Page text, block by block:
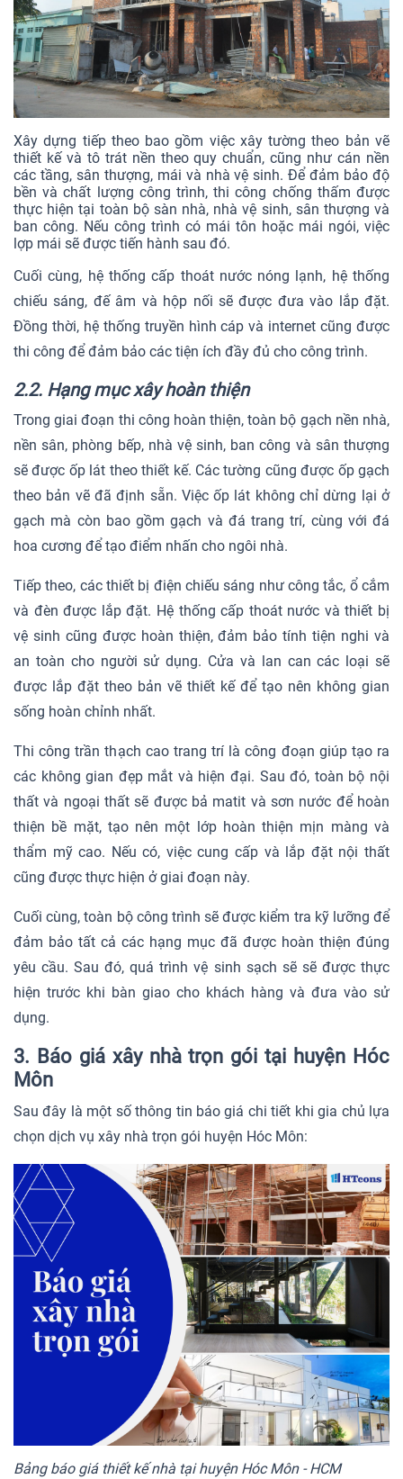
Xây dựng tiếp theo bao gồm việc xây tường theo bản vẽ
thiết kế và tô trát nền theo quy chuẩn, cũng như cán nền
các tầng, sân thượng, mái và nhà vệ sinh. Để đảm bảo độ
bền và chất lượng công trình, thi công chống thấm được
thực hiện tại toàn bộ sàn nhà, nhà vệ sinh, sân thượng và
ban công. Nếu công trình có mái tôn hoặc mái ngói, việc
lợp mái sẽ được tiến hành sau đó.
Cuối cùng, hệ thống cấp thoát nước nóng lạnh, hệ thống
chiếu sáng, đế âm và hộp nối sẽ được đưa vào lắp đặt.
Đồng thời, hệ thống truyền hình cáp và internet cũng được
thi công để đảm bảo các tiện ích đầy đủ cho công trình.
2.2. Hạng mục xây hoàn thiện
Trong giai đoạn thi công hoàn thiện, toàn bộ gạch nền nhà,
nền sân, phòng bếp, nhà vệ sinh, ban công và sân thượng
sẽ được ốp lát theo thiết kế. Các tường cũng được ốp gạch
theo bản vẽ đã định sẵn. Việc ốp lát không chỉ dừng lại ở
gạch mà còn bao gồm gạch và đá trang trí, cùng với đá
hoa cương để tạo điểm nhấn cho ngôi nhà.
Tiếp theo, các thiết bị điện chiếu sáng như công tắc, ổ cắm
và đèn được lắp đặt. Hệ thống cấp thoát nước và thiết bị
vệ sinh cũng được hoàn thiện, đảm bảo tính tiện nghi và
an toàn cho người sử dụng. Cửa và lan can các loại sẽ
được lắp đặt theo bản vẽ thiết kế để tạo nên không gian
sống hoàn chỉnh nhất.
Thi công trần thạch cao trang trí là công đoạn giúp tạo ra
các không gian đẹp mắt và hiện đại. Sau đó, toàn bộ nội
thất và ngoại thất sẽ được bả matit và sơn nước để hoàn
thiện bề mặt, tạo nên một lớp hoàn thiện mịn màng và
thẩm mỹ cao. Nếu có, việc cung cấp và lắp đặt nội thất
cũng được thực hiện ở giai đoạn này.
Cuối cùng, toàn bộ công trình sẽ được kiểm tra kỹ lưỡng để
đảm bảo tất cả các hạng mục đã được hoàn thiện đúng
yêu cầu. Sau đó, quá trình vệ sinh sạch sẽ sẽ được thực
hiện trước khi bàn giao cho khách hàng và đưa vào sử
dụng.
3. Báo giá xây nhà trọn gói tại huyện Hóc
Môn
Sau đây là một số thông tin báo giá chi tiết khi gia chủ lựa
chọn dịch vụ xây nhà trọn gói huyện Hóc Môn:
Bảng báo giá thiết kế nhà tại huyện Hóc Môn - HCM